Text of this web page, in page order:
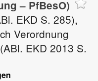
– PfBesO)
EKD S. 285),
Verordnung
EKD 2013 S.